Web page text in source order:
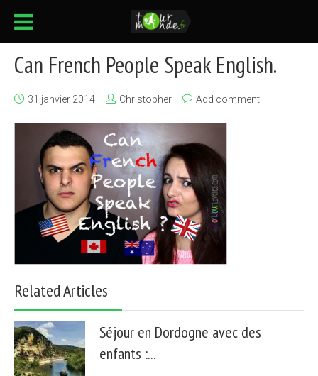
Can French People Speak English.
31 janvier 2014 Christopher Add comment
Related Articles
Séjour en Dordogne avec des
enfants :...